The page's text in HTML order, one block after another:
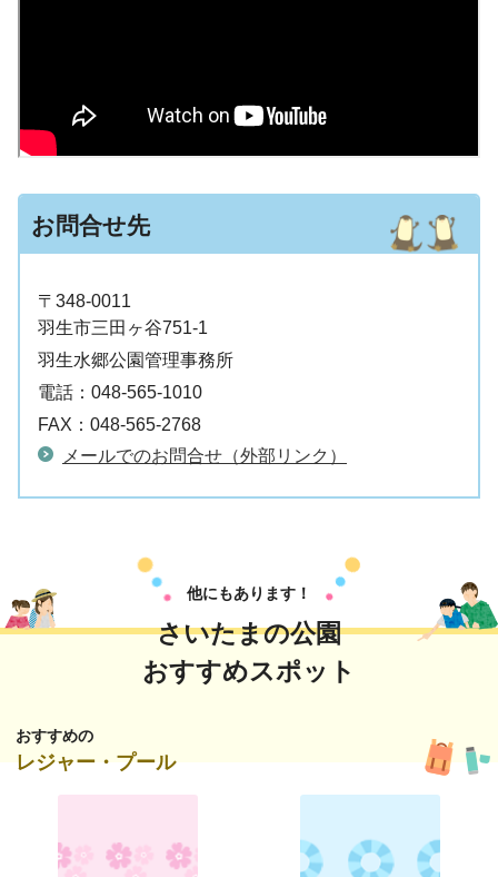
お問合せ先
〒348-0011
羽生市三田ヶ谷751-1
羽生水郷公園管理事務所
電話： 048-565-1010
FAX： 048-565-2768
メールでのお問合せ（外部リンク）
他にもあります！
さいたまの公園
おすすめスポット
おすすめの
レジャー・プール